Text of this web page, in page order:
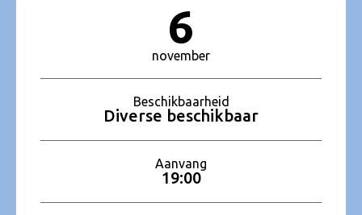
6
november
Beschikbaarheid
Diverse beschikbaar
Aanvang
19:00